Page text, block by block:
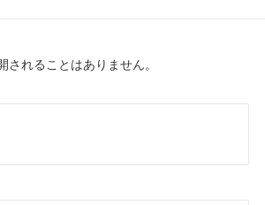
されることはありません。